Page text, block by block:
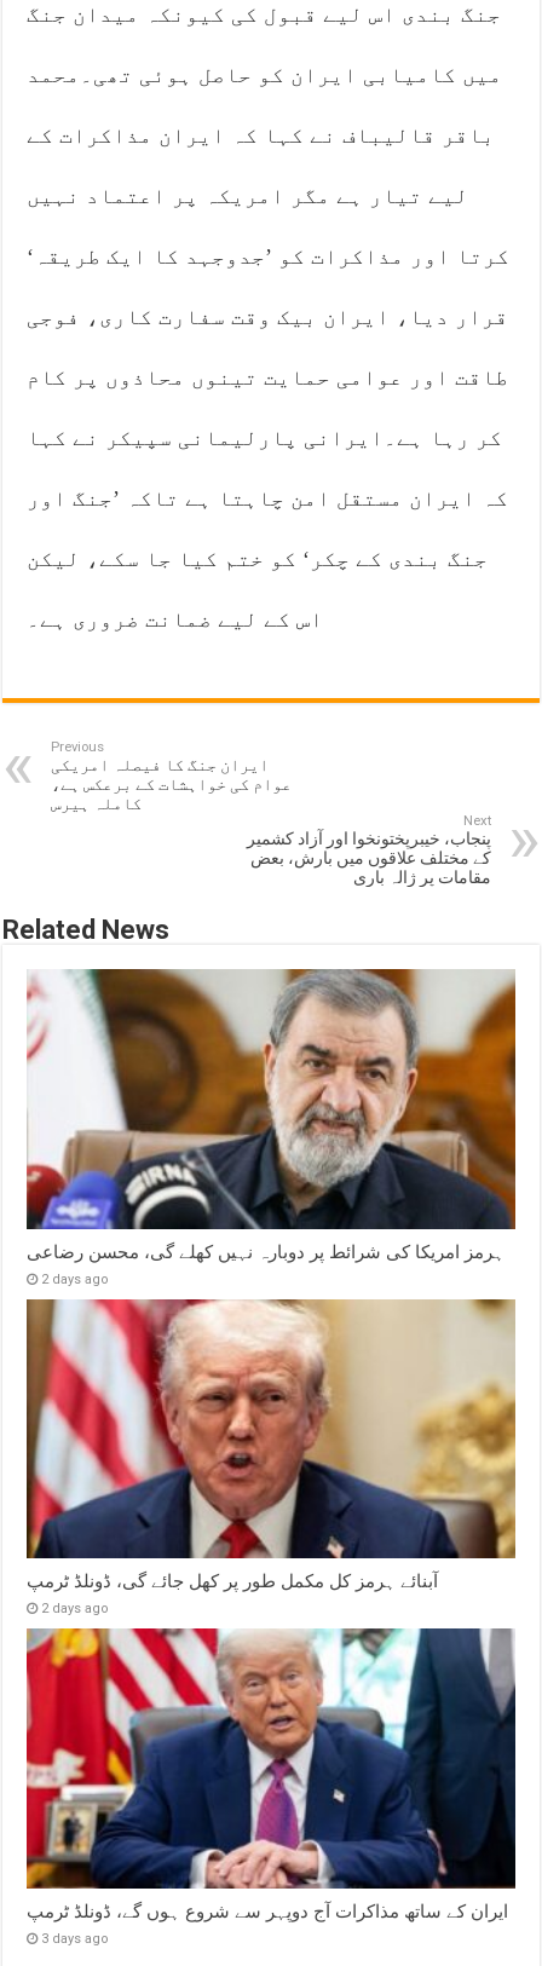
جنگ بندی اس لیے قبول کی کیونکہ میدان جنگ
میں کامیابی ایران کو حاصل ہوئی تھی۔محمد
باقر قالیباف نے کہا کہ ایران مذاکرات کے
لیے تیار ہے مگر امریکہ پر اعتماد نہیں
کرتا اور مذاکرات کو ’جدوجہد کا ایک طریقہ‘
قرار دیا، ایران بیک وقت سفارت کاری، فوجی
طاقت اور عوامی حمایت تینوں محاذوں پر کام
کر رہا ہے۔ایرانی پارلیمانی سپیکر نے کہا
کہ ایران مستقل امن چاہتا ہے تاکہ ’جنگ اور
جنگ بندی کے چکر‘ کو ختم کیا جا سکے، لیکن
اس کے لیے ضمانت ضروری ہے۔
Previous
ایران جنگ کا فیصلہ امریکی
عوام کی خواہشات کے برعکس ہے،
کاملہ ہیرس
Next
پنجاب، خیبرپختونخوا اور آزاد کشمیر
کے مختلف علاقوں میں بارش، بعض
مقامات پر ژالہ باری
Related News
ہرمز امریکا کی شرائط پر دوبارہ نہیں کھلے گی، محسن رضاعی
2 days ago
آبنائے ہرمز کل مکمل طور پر کھل جائے گی، ڈونلڈ ٹرمپ
2 days ago
ایران کے ساتھ مذاکرات آج دوپہر سے شروع ہوں گے، ڈونلڈ ٹرمپ
3 days ago